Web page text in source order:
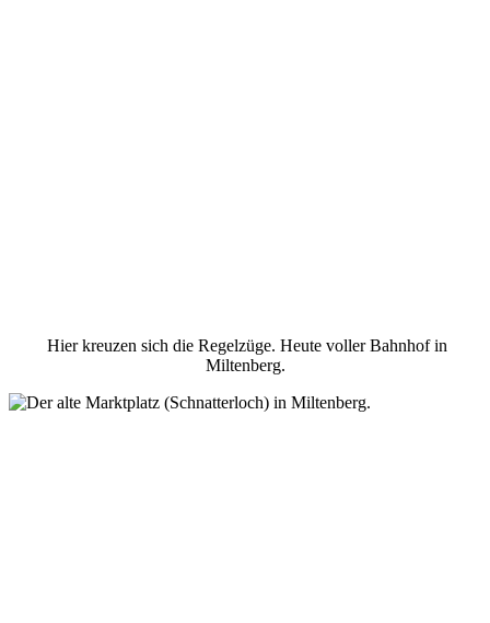
Hier kreuzen sich die Regelzüge. Heute voller Bahnhof in
Miltenberg.